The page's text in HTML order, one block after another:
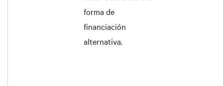
forma de
financiación
alternativa.